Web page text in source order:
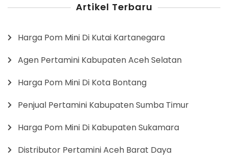
Artikel Terbaru
Harga Pom Mini Di Kutai Kartanegara
Agen Pertamini Kabupaten Aceh Selatan
Harga Pom Mini Di Kota Bontang
Penjual Pertamini Kabupaten Sumba Timur
Harga Pom Mini Di Kabupaten Sukamara
Distributor Pertamini Aceh Barat Daya